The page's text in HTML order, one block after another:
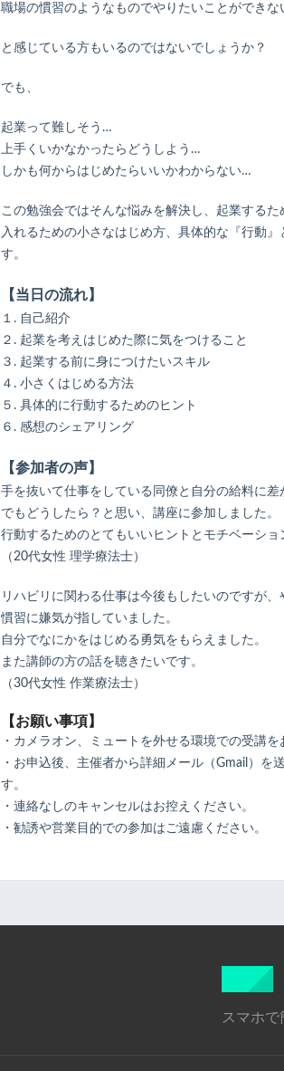
職場の慣習のようなものでやりたいことができな
と感じている方もいるのではないでしょうか？
でも、
起業って難しそう…
上手くいかなかったらどうしよう…
しかも何からはじめたらいいかわからない…
この勉強会ではそんな悩みを解決し、起業する
入れるための小さなはじめ方、具体的な『行動
す。
【当日の流れ】
１. 自己紹介
２. 起業を考えはじめた際に気をつけること
３. 起業する前に身につけたいスキル
４. 小さくはじめる方法
５. 具体的に行動するためのヒント
６. 感想のシェアリング
【参加者の声】
手を抜いて仕事をしている同僚と自分の給料に差
でもどうしたら？と思い、講座に参加しました。
行動するためのとてもいいヒントとモチベーショ
（20代女性 理学療法士）
リハビリに関わる仕事は今後もしたいのですが
慣習に嫌気が指していました。
自分でなにかをはじめる勇気をもらえました。
また講師の方の話を聴きたいです。
（30代女性 作業療法士）
【お願い事項】
・カメラオン、ミュートを外せる環境での受講を
・お申込後、主催者から詳細メール（Gmail）を
す。
・連絡なしのキャンセルはお控えください。
・勧誘や営業目的での参加はご遠慮ください。
スマホ